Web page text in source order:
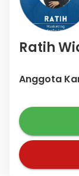
Ratih
Anggota